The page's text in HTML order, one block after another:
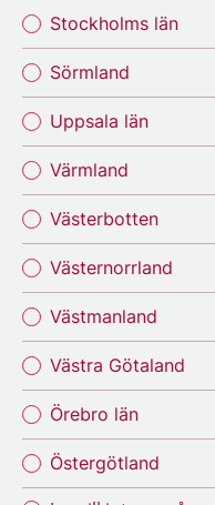
Stockholms län
Sörmland
Uppsala län
Värmland
Västerbotten
Västernorrland
Västmanland
Västra Götaland
Örebro län
Östergötland